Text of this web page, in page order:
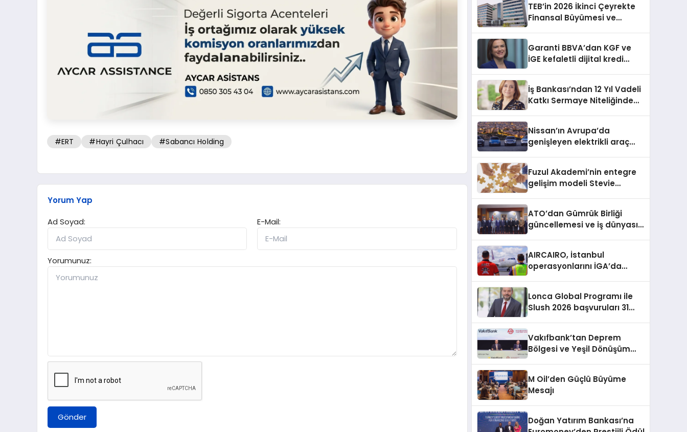
#ERT #Hayri Çulhacı #Sabancı Holding
Yorum Yap
Ad Soyad:
E-Mail:
Yorumunuz:
Gönder
TEB’in 2026 İkinci Çeyrekte
Finansal Büyümesi ve
Garanti BBVA’dan KGF ve
İGE kefaletli dijital kredi
İş Bankası’ndan 12 Yıl Vadeli
Katkı Sermaye Niteliğinde
Nissan’ın Avrupa’da
genişleyen elektrikli araç
Fuzul Akademi’nin entegre
gelişim modeli Stevie
ATO’dan Gümrük Birliği
güncellemesi ve iş dünyası
AIRCAIRO, İstanbul
operasyonlarını İGA’da
Lonca Global Programı ile
Slush 2026 başvuruları 31
Vakıfbank’tan Deprem
Bölgesi ve Yeşil Dönüşüm
M Oil’den Güçlü Büyüme
Mesajı
Doğan Yatırım Bankası’na